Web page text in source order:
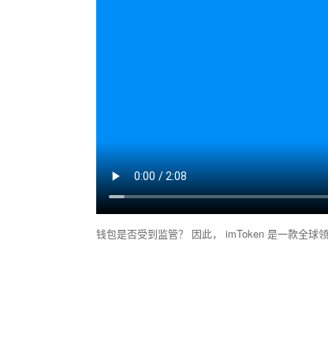
钱包是否受到监管？ 因此， imToken 是一款全球